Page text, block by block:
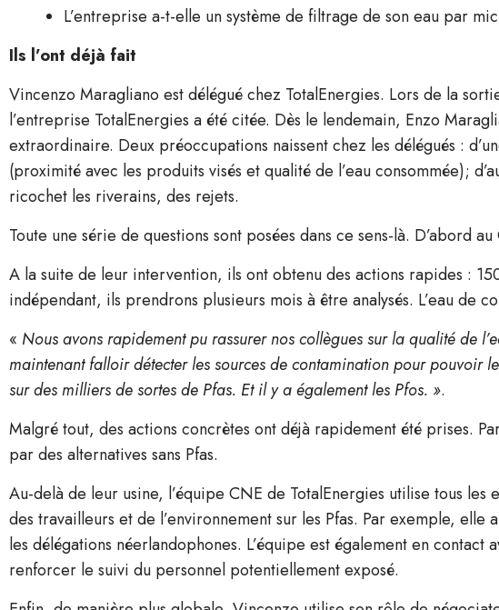
L’entreprise a-t-elle un système de filtrage de son eau par
Ils l’ont déjà fait
Vincenzo Maragliano est délégué chez TotalEnergies. Lors de la
l’entreprise TotalEnergies a été citée. Dès le lendemain, Enzo
extraordinaire. Deux préoccupations naissent chez les délégués :
(proximité avec les produits visés et qualité de l’eau consommée);
ricochet les riverains, des rejets.
Toute une série de questions sont posées dans ce sens-là. D’abord au
A la suite de leur intervention, ils ont obtenu des actions rapides :
indépendant, ils prendrons plusieurs mois à être analysés. L’eau de
« Nous avons rapidement pu rassurer nos collègues sur la qualité de
maintenant falloir détecter les sources de contamination pour pouvoir
sur des milliers de sortes de Pfas. Et il y a également les Pfos. ».
Malgré tout, des actions concrètes ont déjà rapidement été prises.
par des alternatives sans Pfas.
Au-delà de leur usine, l’équipe CNE de TotalEnergies utilise tous
des travailleurs et de l’environnement sur les Pfas. Par exemple,
les délégations néerlandophones. L’équipe est également en
renforcer le suivi du personnel potentiellement exposé.